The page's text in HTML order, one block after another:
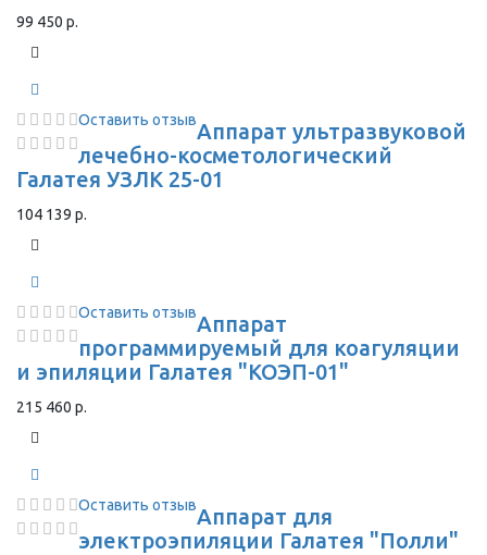
99 450 р.
Оставить отзывАппарат ультразвуковой
лечебно-косметологический
Галатея УЗЛК 25-01
104 139 р.
Оставить отзывАппарат
программируемый для коагуляции
и эпиляции Галатея "КОЭП-01"
215 460 р.
Оставить отзывАппарат для
электроэпиляции Галатея "Полли"